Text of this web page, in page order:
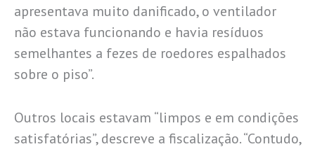
apresentava muito danificado, o ventilador
não estava funcionando e havia resíduos
semelhantes a fezes de roedores espalhados
sobre o piso”.
Outros locais estavam “limpos e em condições
satisfatórias”, descreve a fiscalização. “Contudo,